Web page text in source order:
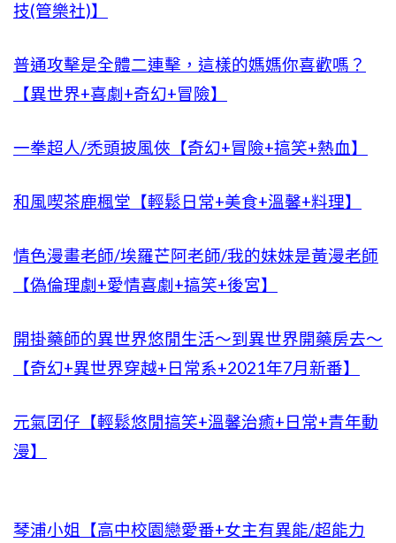
技(管樂社)】
普通攻擊是全體二連擊，這樣的媽媽你喜歡嗎？
【異世界+喜劇+奇幻+冒險】
一拳超人/禿頭披風俠【奇幻+冒險+搞笑+熱血】
和風喫茶鹿楓堂【輕鬆日常+美食+溫馨+料理】
情色漫畫老師/埃羅芒阿老師/我的妹妹是黃漫老師
【偽倫理劇+愛情喜劇+搞笑+後宮】
開掛藥師的異世界悠閒生活～到異世界開藥房去～
【奇幻+異世界穿越+日常系+2021年7月新番】
元氣囝仔【輕鬆悠閒搞笑+溫馨治癒+日常+青年動
漫】
琴浦小姐【高中校園戀愛番+女主有異能/超能力